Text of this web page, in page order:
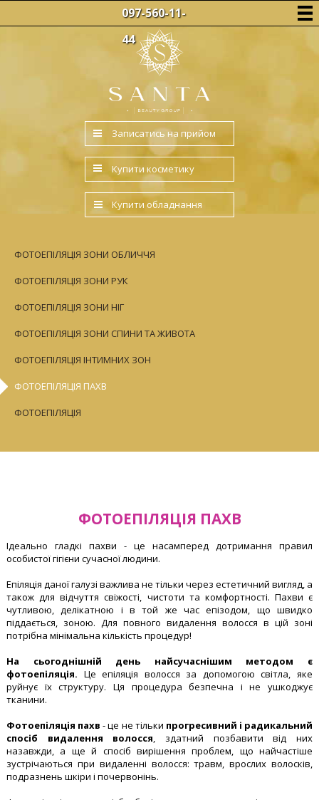
Записатись на прийом
Купити косметику
Купити обладнання
097-560-11-
44
ФОТОЕПІЛЯЦІЯ ЗОНИ ОБЛИЧЧЯ
ФОТОЕПІЛЯЦІЯ ЗОНИ РУК
ФОТОЕПІЛЯЦІЯ ЗОНИ НІГ
ФОТОЕПІЛЯЦІЯ ЗОНИ СПИНИ ТА ЖИВОТА
ФОТОЕПІЛЯЦІЯ ІНТИМНИХ ЗОН
ФОТОЕПІЛЯЦІЯ ПАХВ
ФОТОЕПІЛЯЦІЯ
ФОТОЕПІЛЯЦІЯ ПАХВ
Ідеально гладкі пахви - це насамперед дотримання правил
особистої гігієни сучасної людини.
Епіляція даної галузі важлива не тільки через естетичний вигляд, а
також для відчуття свіжості, чистоти та комфортності. Пахви є
чутливою, делікатною і в той же час епізодом, що швидко
піддається, зоною. Для повного видалення волосся в цій зоні
потрібна мінімальна кількість процедур!
На сьогоднішній день найсучаснішим методом є
фотоепіляція. Це епіляція волосся за допомогою світла, яке
руйнує їх структуру. Ця процедура безпечна і не ушкоджує
тканини.
Фотоепіляція пахв - це не тільки прогресивний і радикальний
спосіб видалення волосся, здатний позбавити від них
назавжди, а ще й спосіб вирішення проблем, що найчастіше
зустрічаються при видаленні волосся: травм, врослих волосків,
подразнень шкіри і почервонінь.